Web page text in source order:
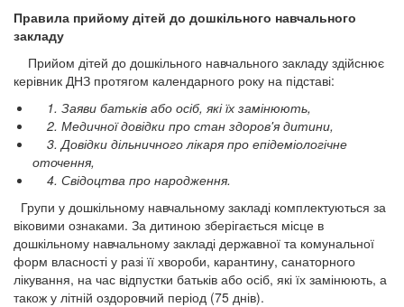
Правила прийому дітей до дошкільного навчального
закладу
Прийом дітей до дошкільного навчального закладу здійснює
керівник ДНЗ протягом календарного року на підставі:
1. Заяви батьків або осіб, які їх замінюють,
2. Медичної довідки про стан здоров'я дитини,
3. Довідки дільничного лікаря про епідеміологічне
оточення,
4. Свідоцтва про народження.
Групи у дошкільному навчальному закладі комплектуються за
віковими ознаками. За дитиною зберігається місце в
дошкільному навчальному закладі державної та комунальної
форм власності у разі її хвороби, карантину, санаторного
лікування, на час відпустки батьків або осіб, які їх замінюють, а
також у літній оздоровчий період (75 днів).